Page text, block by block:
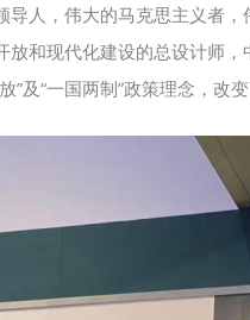
人，伟大的马克思主义者
和现代化建设的总设计师
及“一国两制”政策理念，改